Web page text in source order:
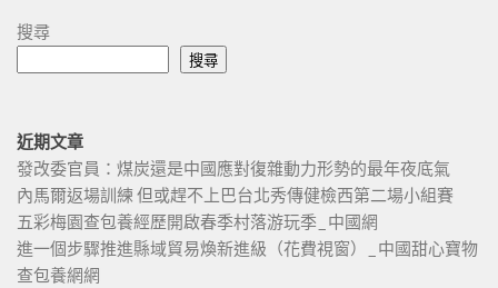
搜尋
搜尋
近期文章
發改委官員：煤炭還是中國應對復雜動力形勢的最年夜底氣
內馬爾返場訓練 但或趕不上巴台北秀傳健檢西第二場小組賽
五彩梅園查包養經歷開啟春季村落游玩季_中國網
進一個步驟推進縣域貿易煥新進級（花費視窗）_中國甜心寶物
查包養網網